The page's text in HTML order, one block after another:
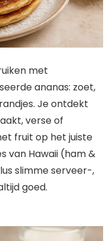
met
ananas: zoet,
Je ontdekt
verse of
fruit op het juiste
van Hawaii (ham &
slimme serveer-,
goed.